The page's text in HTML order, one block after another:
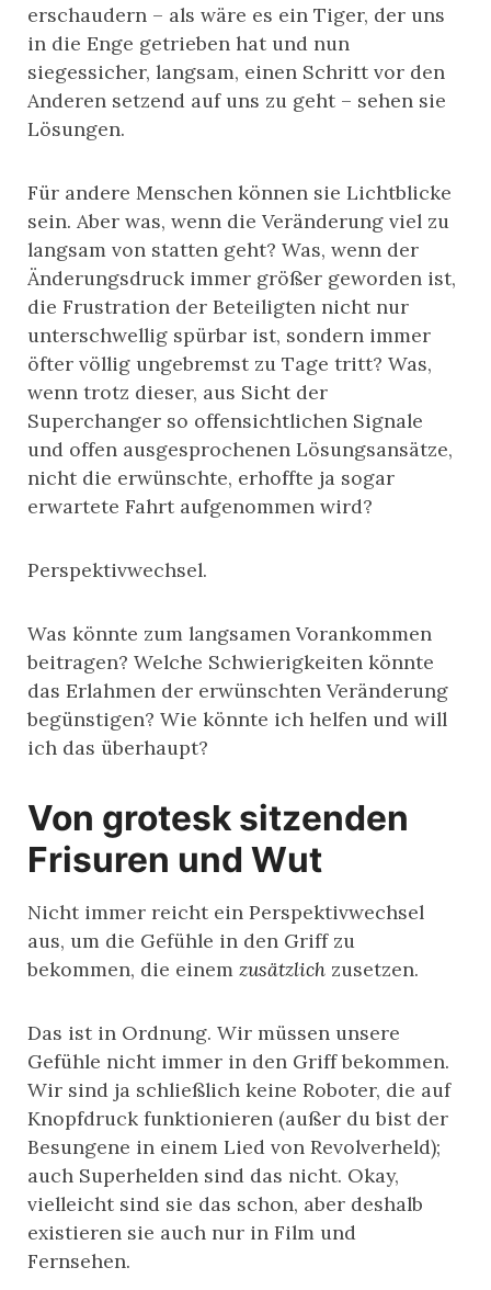
erschaudern – als wäre es ein Tiger, der uns
in die Enge getrieben hat und nun
siegessicher, langsam, einen Schritt vor den
Anderen setzend auf uns zu geht – sehen sie
Lösungen.
Für andere Menschen können sie Lichtblicke
sein. Aber was, wenn die Veränderung viel zu
langsam von statten geht? Was, wenn der
Änderungsdruck immer größer geworden ist,
die Frustration der Beteiligten nicht nur
unterschwellig spürbar ist, sondern immer
öfter völlig ungebremst zu Tage tritt? Was,
wenn trotz dieser, aus Sicht der
Superchanger so offensichtlichen Signale
und offen ausgesprochenen Lösungsansätze,
nicht die erwünschte, erhoffte ja sogar
erwartete Fahrt aufgenommen wird?
Perspektivwechsel.
Was könnte zum langsamen Vorankommen
beitragen? Welche Schwierigkeiten könnte
das Erlahmen der erwünschten Veränderung
begünstigen? Wie könnte ich helfen und will
ich das überhaupt?
Von grotesk sitzenden
Frisuren und Wut
Nicht immer reicht ein Perspektivwechsel
aus, um die Gefühle in den Griff zu
bekommen, die einem zusätzlich zusetzen.
Das ist in Ordnung. Wir müssen unsere
Gefühle nicht immer in den Griff bekommen.
Wir sind ja schließlich keine Roboter, die auf
Knopfdruck funktionieren (außer du bist der
Besungene in einem Lied von Revolverheld);
auch Superhelden sind das nicht. Okay,
vielleicht sind sie das schon, aber deshalb
existieren sie auch nur in Film und
Fernsehen.